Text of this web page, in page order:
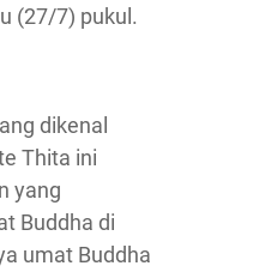
(27/7) pukul.
dikenal
Thita ini
yang
Buddha di
umat Buddha